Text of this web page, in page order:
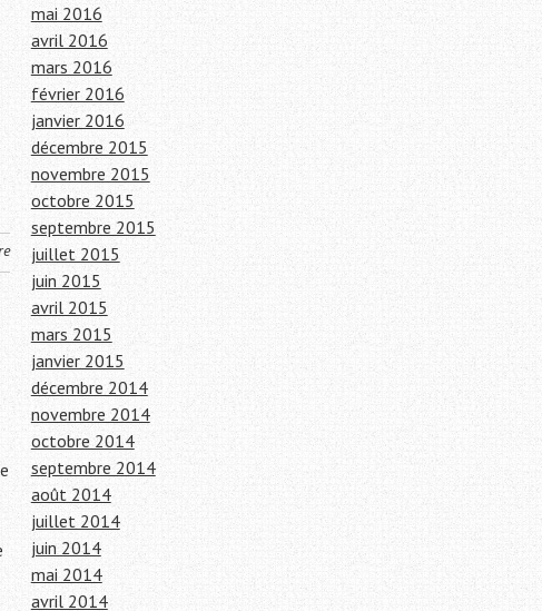
mai 2016
avril 2016
mars 2016
février 2016
janvier 2016
décembre 2015
novembre 2015
octobre 2015
septembre 2015
juillet 2015
juin 2015
avril 2015
mars 2015
janvier 2015
décembre 2014
novembre 2014
octobre 2014
septembre 2014
août 2014
juillet 2014
juin 2014
mai 2014
avril 2014